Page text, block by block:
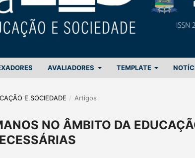
AVALIADORES TEMPLATE
E SOCIEDADE / Artigos
NO ÂMBITO DA